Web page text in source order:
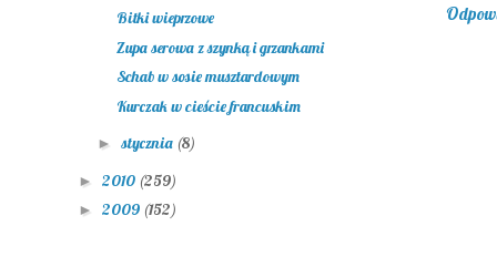
Bitki wieprzowe
Zupa serowa z szynką i grzankami
Schab w sosie musztardowym
Kurczak w cieście francuskim
► stycznia (8)
► 2010 (259)
► 2009 (152)